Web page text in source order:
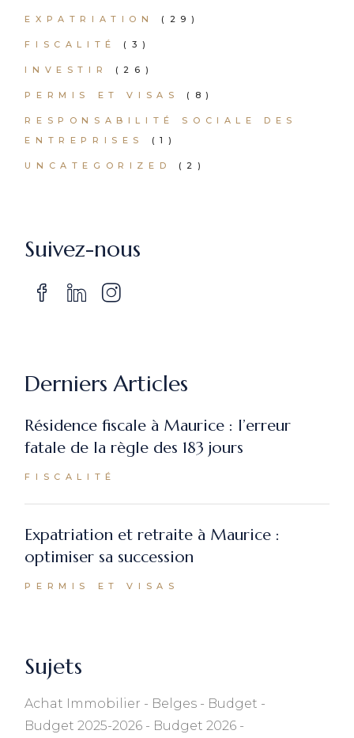
EXPATRIATION (29)
FISCALITÉ (3)
INVESTIR (26)
PERMIS ET VISAS (8)
RESPONSABILITÉ SOCIALE DES
ENTREPRISES
(1)
UNCATEGORIZED (2)
Suivez-nous
Derniers Articles
Résidence fiscale à Maurice : l’erreur
fatale de la règle des 183 jours
FISCALITÉ
Expatriation et retraite à Maurice :
optimiser sa succession
PERMIS ET VISAS
Sujets
Achat Immobilier Belges
Budget
Budget 2025-2026
Budget 2026